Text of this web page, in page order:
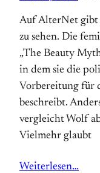
Auf AlterNet gibt
zu sehen. Die
„The Beauty
in dem sie die
Vorbereitung für
beschreibt.
vergleicht Wolf
Vielmehr glaubt
Weiterlesen…